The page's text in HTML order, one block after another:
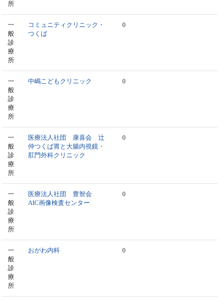
所
一
般
診
療
所
コミュニティクリニック・
つくば
0
一
般
診
療
所
中嶋こどもクリニック 0
一
般
診
療
所
医療法人社団 康喜会 辻
仲つくば胃と大腸内視鏡・
肛門外科クリニック
0
一
般
診
療
所
医療法人社団 豊智会
AIC画像検査センター
0
一
般
診
療
所
おがわ内科 0